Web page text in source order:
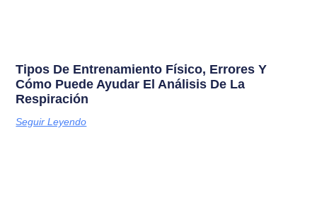
Tipos De Entrenamiento Físico, Errores Y
Cómo Puede Ayudar El Análisis De La
Respiración
Seguir Leyendo